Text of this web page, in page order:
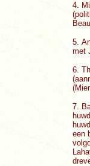
4.
5.
met
6.
7.
een